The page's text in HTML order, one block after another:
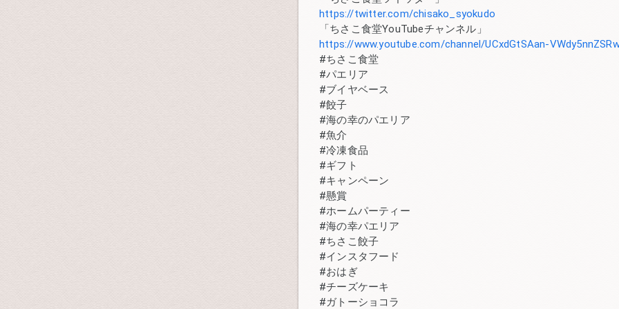
https://twitter.com/chisako_syokudo
「ちさこ食堂YouTubeチャンネル」
https://www.youtube.com/channel/UCxdGtSAan-
#ちさこ食堂
#パエリア
#ブイヤベース
#餃子
#海の幸のパエリア
#魚介
#冷凍食品
#ギフト
#キャンペーン
#懸賞
#ホームパーティー
#海の幸パエリア
#ちさこ餃子
#インスタフード
#おはぎ
#チーズケーキ
#ガトーショコラ